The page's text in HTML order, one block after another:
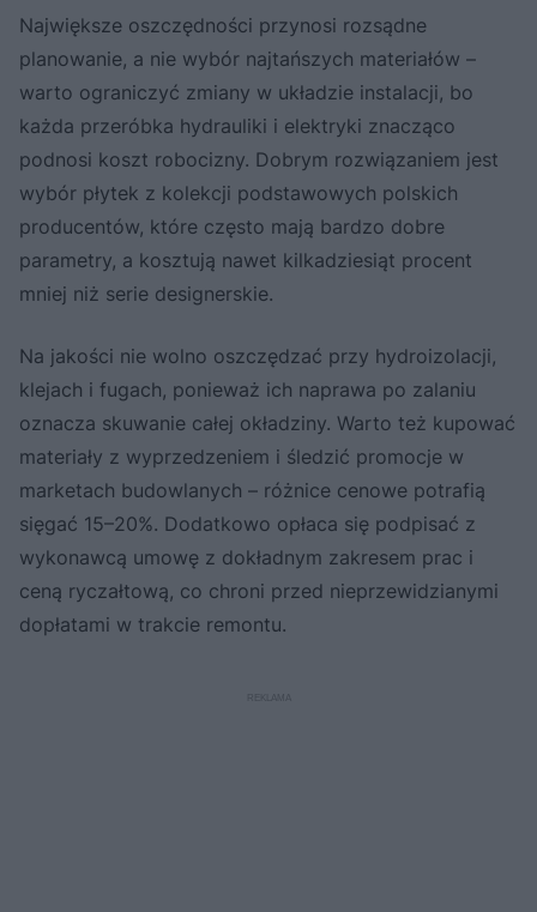
Największe oszczędności przynosi rozsądne
planowanie, a nie wybór najtańszych materiałów –
warto ograniczyć zmiany w układzie instalacji, bo
każda przeróbka hydrauliki i elektryki znacząco
podnosi koszt robocizny. Dobrym rozwiązaniem jest
wybór płytek z kolekcji podstawowych polskich
producentów, które często mają bardzo dobre
parametry, a kosztują nawet kilkadziesiąt procent
mniej niż serie designerskie.
Na jakości nie wolno oszczędzać przy hydroizolacji,
klejach i fugach, ponieważ ich naprawa po zalaniu
oznacza skuwanie całej okładziny. Warto też kupować
materiały z wyprzedzeniem i śledzić promocje w
marketach budowlanych – różnice cenowe potrafią
sięgać 15–20%. Dodatkowo opłaca się podpisać z
wykonawcą umowę z dokładnym zakresem prac i
ceną ryczałtową, co chroni przed nieprzewidzianymi
dopłatami w trakcie remontu.